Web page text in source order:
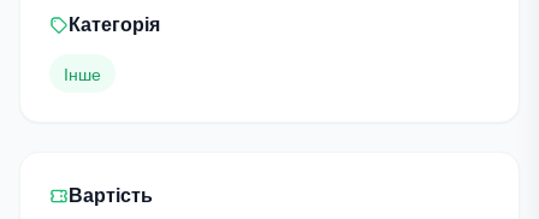
Категорія
Інше
Вартість